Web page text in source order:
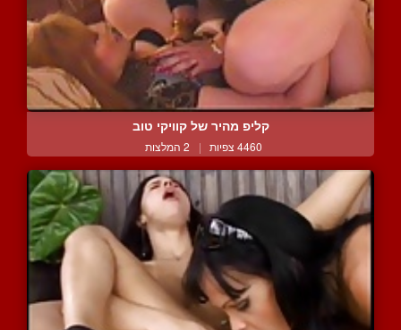
קליפ מהיר של קוויקי טוב
4460 צפיות | 2 המלצות